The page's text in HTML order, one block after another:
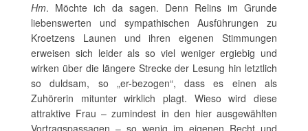
Hm. Möchte ich da sagen. Denn Relins im Grunde
liebenswerten und sympathischen Ausführungen zu
Kroetzens Launen und ihren eigenen Stimmungen
erweisen sich leider als so viel weniger ergiebig und
wirken über die längere Strecke der Lesung hin letztlich
so duldsam, so „er-bezogen“, dass es einen als
Zuhörerin mitunter wirklich plagt. Wieso wird diese
attraktive Frau – zumindest in den hier ausgewählten